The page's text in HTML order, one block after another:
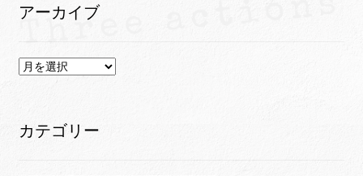
アーカイブ
ア
ブ
カテゴリー